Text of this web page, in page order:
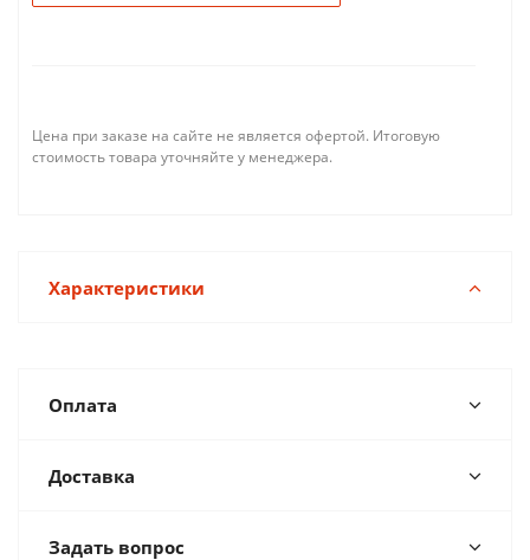
Цена при заказе на сайте не является офертой. Итоговую
стоимость товара уточняйте у менеджера.
Характеристики
Оплата
Доставка
Задать вопрос